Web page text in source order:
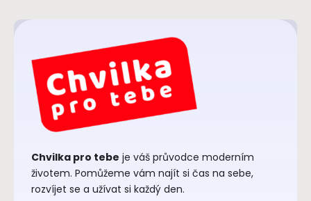
Chvilka pro tebe je váš průvodce moderním
životem. Pomůžeme vám najít si čas na sebe,
rozvíjet se a užívat si každý den.